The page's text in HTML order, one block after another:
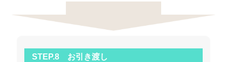
STEP.8 お引き渡し